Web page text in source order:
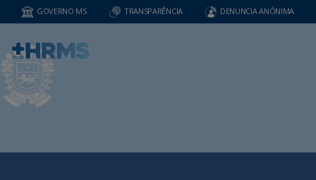
GOVERNO MS TRANSPARÊNCIA DENUNCIA ANÔNIMA